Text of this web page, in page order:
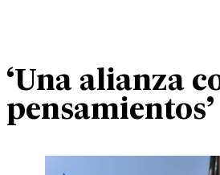
‘Una alianza